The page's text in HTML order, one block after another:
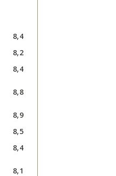
8,4
8,2
8,4
8,8
8,9
8,5
8,4
8,1